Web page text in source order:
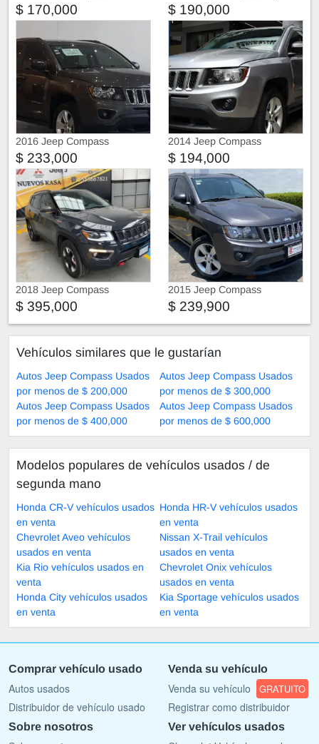
$ 170,000
Altitude
$ 190,000
2016 Jeep Compass
$ 233,000
2014 Jeep Compass
$ 194,000
2018 Jeep Compass
$ 395,000
2015 Jeep Compass
$ 239,900
Vehículos similares que le gustarían
Autos Jeep Compass Usados
por menos de $ 200,000
Autos Jeep Compass Usados
por menos de $ 300,000
Autos Jeep Compass Usados
por menos de $ 400,000
Autos Jeep Compass Usados
por menos de $ 600,000
Modelos populares de vehículos usados ​​/ de
segunda mano
Honda CR-V vehículos usados
en venta
Honda HR-V vehículos usados
en venta
Chevrolet Aveo vehículos
usados en venta
Nissan X-Trail vehículos
usados en venta
Kia Rio vehículos usados en
venta
Chevrolet Onix vehículos
usados en venta
Honda City vehículos usados
en venta
Kia Sportage vehículos usados
en venta
Comprar vehículo usado
Autos usados
Distribuidor de vehículo usado
Venda su vehículo
Venda su vehículo GRATUITO
Registrar como distribuidor
Sobre nosotros Ver vehículos usados